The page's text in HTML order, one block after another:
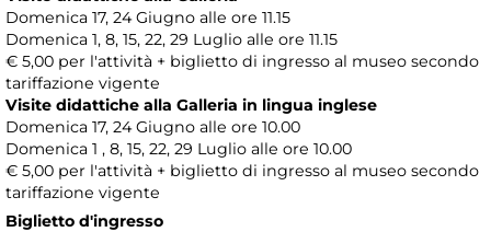
Domenica 17, 24 Giugno alle ore 11.15
Domenica 1, 8, 15, 22, 29 Luglio alle ore 11.15
€ 5,00 per l'attività + biglietto di ingresso al museo secondo
tariffazione vigente
Visite didattiche alla Galleria in lingua inglese
Domenica 17, 24 Giugno alle ore 10.00
Domenica 1 , 8, 15, 22, 29 Luglio alle ore 10.00
€ 5,00 per l'attività + biglietto di ingresso al museo secondo
tariffazione vigente
Biglietto d'ingresso